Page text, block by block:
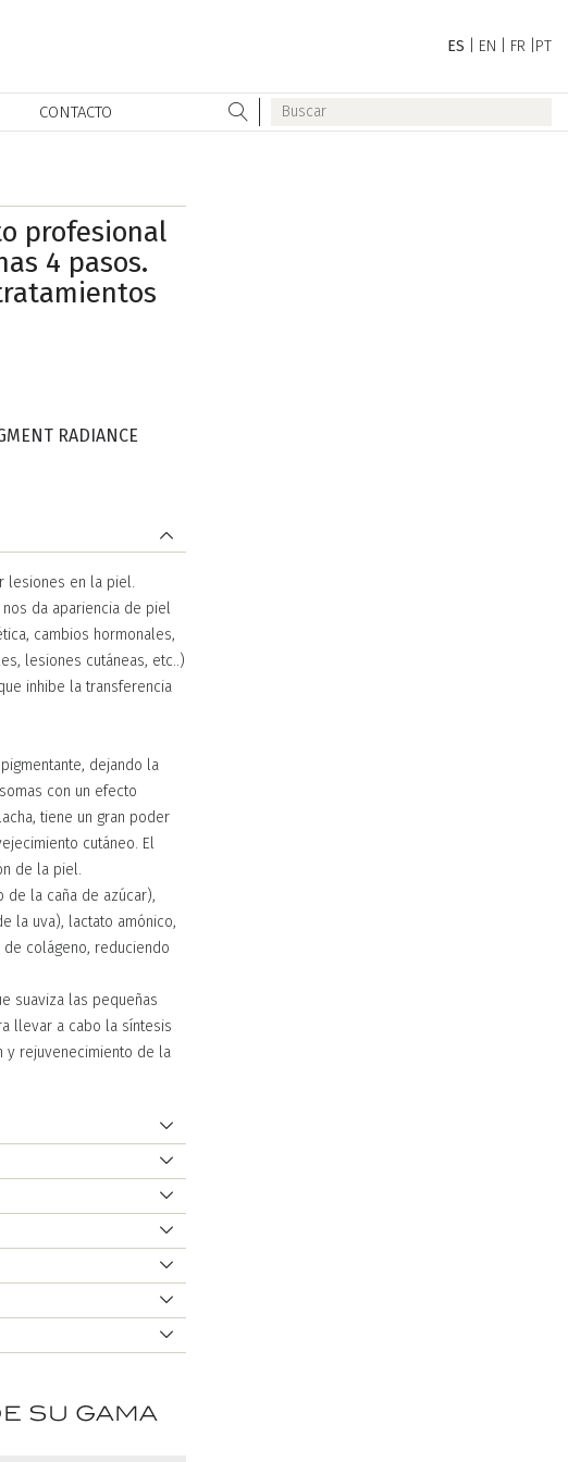
ES EN FR PT
CONTACTO
profesional
4 pasos.
RADIANCE
lesiones en la piel.
da apariencia de piel
cambios hormonales,
lesiones cutáneas, etc..)
inhibe la transferencia
dejando la
con un efecto
tiene un gran poder
cutáneo. El
de la piel.
de la caña de azúcar),
la uva), lactato amónico,
colágeno, reduciendo
suaviza las pequeñas
llevar a cabo la síntesis
y rejuvenecimiento de la
su gama